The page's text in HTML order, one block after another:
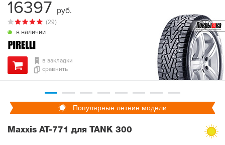
в наличии
(29)
в закладки
сравнить
16397 руб.
Популярные летние модели
Maxxis AT-771 для TANK 300